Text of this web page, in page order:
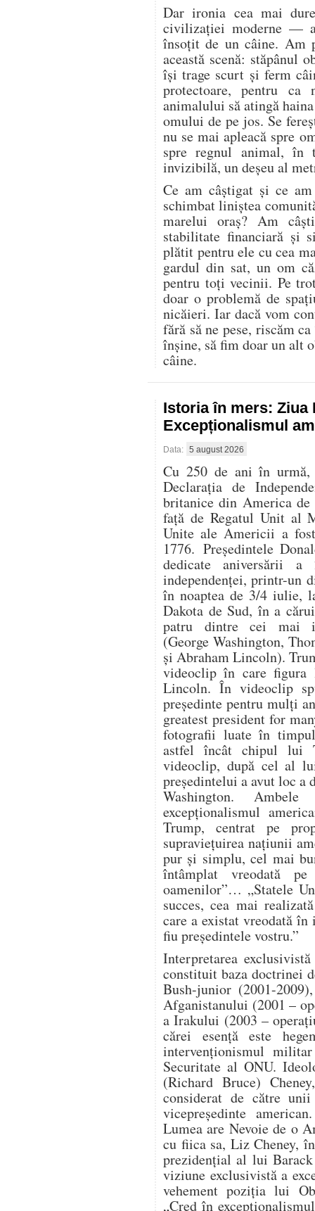
Dar ironia cea mai
civilizației moderne —
însoțit de un câine. Am
această scenă: stăpânul
își trage scurt și ferm
protectoare, pentru ca
animalului să atingă
omului de pe jos. Se
nu se mai apleacă spre
spre regnul animal, în
invizibilă, un deșeu al
Ce am câștigat și ce
schimbat liniștea
marelui oraș? Am
stabilitate financiară și
plătit pentru ele cu cea
gardul din sat, un om
pentru toți vecinii. Pe
doar o problemă de
nicăieri. Iar dacă vom
fără să ne pese, riscăm
înșine, să fim doar un alt
câine.
Istoria în mers: Ziua
Excepționalismul
Data: 5 august 2026
Cu 250 de ani în
Declarația de
britanice din America de
față de Regatul Unit al
Unite ale Americii a
1776. Președintele
dedicate aniversării
independenței, printr-un
în noaptea de 3/4 iulie,
Dakota de Sud, în a
patru dintre cei mai
(George Washington,
și Abraham Lincoln).
videoclip în care figura
Lincoln. În videoclip
președinte pentru mulți
greatest president for
fotografii luate în
astfel încât chipul lui
videoclip, după cel al
președintelui a avut loc a
Washington.
excepționalismul
Trump, centrat pe
supraviețuirea națiunii
pur și simplu, cel mai
întâmplat vreodată
oamenilor”… „Statele
succes, cea mai
care a existat vreodată
fiu președintele vostru.”
Interpretarea
constituit baza doctrinei
Bush-junior (2001-
Afganistanului (2001 –
a Irakului (2003 –
cărei esență este
intervenționismul
Securitate al ONU.
(Richard Bruce)
considerat de către
vicepreședinte
Lumea are Nevoie de o
cu fiica sa, Liz Cheney,
prezidențial al lui Barack
viziune exclusivistă a
vehement poziția lui
„Cred în